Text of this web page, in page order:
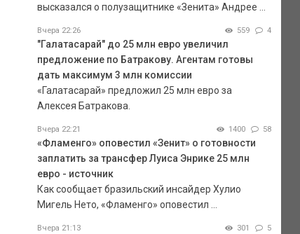
высказался о полузащитнике «Зенита» Андрее ...
Вчера 22:26 559 4
"Галатасарай" до 25 млн евро увеличил
предложение по Батракову. Агентам готовы
дать максимум 3 млн комиссии
«Галатасарай» предложил 25 млн евро за
Алексея Батракова.
Вчера 22:21 1400 58
«Фламенго» оповестил «Зенит» о готовности
заплатить за трансфер Луиса Энрике 25 млн
евро - источник
Как сообщает бразильский инсайдер Хулио
Мигель Нето, «Фламенго» оповестил ...
Вчера 21:13 301 5